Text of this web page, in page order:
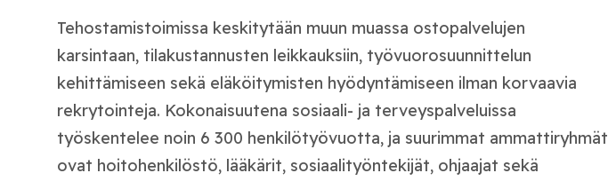
Tehostamistoimissa keskitytään muun muassa ostopalvelujen
karsintaan, tilakustannusten leikkauksiin, työvuorosuunnittelun
kehittämiseen sekä eläköitymisten hyödyntämiseen ilman korvaavia
rekrytointeja. Kokonaisuutena sosiaali- ja terveyspalveluissa
työskentelee noin 6 300 henkilötyövuotta, ja suurimmat ammattiryhmät
ovat hoitohenkilöstö, lääkärit, sosiaalityöntekijät, ohjaajat sekä